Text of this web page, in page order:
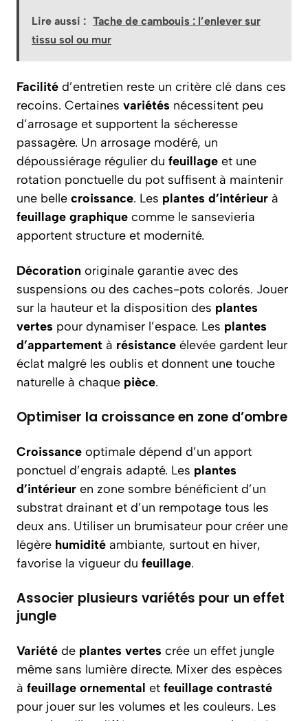
Lire aussi : Tache de cambouis : l’enlever sur
tissu sol ou mur
Facilité d’entretien reste un critère clé dans ces
recoins. Certaines variétés nécessitent peu
d’arrosage et supportent la sécheresse
passagère. Un arrosage modéré, un
dépoussiérage régulier du feuillage et une
rotation ponctuelle du pot suffisent à maintenir
une belle croissance. Les plantes d’intérieur à
feuillage graphique comme le sansevieria
apportent structure et modernité.
Décoration originale garantie avec des
suspensions ou des caches-pots colorés. Jouer
sur la hauteur et la disposition des plantes
vertes pour dynamiser l’espace. Les plantes
d’appartement à résistance élevée gardent leur
éclat malgré les oublis et donnent une touche
naturelle à chaque pièce.
Optimiser la croissance en zone d’ombre
Croissance optimale dépend d’un apport
ponctuel d’engrais adapté. Les plantes
d’intérieur en zone sombre bénéficient d’un
substrat drainant et d’un rempotage tous les
deux ans. Utiliser un brumisateur pour créer une
légère humidité ambiante, surtout en hiver,
favorise la vigueur du feuillage.
Associer plusieurs variétés pour un effet
jungle
Variété de plantes vertes crée un effet jungle
même sans lumière directe. Mixer des espèces
à feuillage ornemental et feuillage contrasté
pour jouer sur les volumes et les couleurs. Les